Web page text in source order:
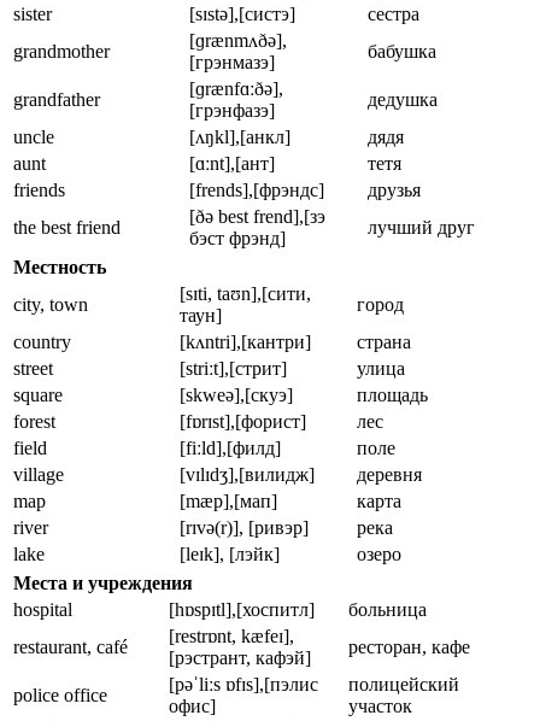
sister
[sɪstə],[систэ]
сестра
grandmother
[ɡrænmʌðə],
[грэнмазэ]
бабушка
grandfather
[ɡrænfɑːðə],
[грэнфазэ]
дедушка
uncle
[ʌŋkl],[анкл]
дядя
aunt
[ɑːnt],[ант]
тетя
friends
[frends],[фрэндс]
друзья
the best friend
[ðə best frend],[зэ
бэст фрэнд]
лучший друг
Местность
city, town
[sɪti, taʊn],[сити,
таун]
город
country
[kʌntri],[кантри]
страна
street
[striːt],[стрит]
улица
square
[skweə],[скуэ]
площадь
forest
[fɒrɪst],[форист]
лес
field
[fiːld],[филд]
поле
village
[vɪlɪdʒ],[вилидж]
деревня
map
[mæp],[мап]
карта
river
[rɪvə(r)], [ривэр]
река
lake
[leɪk], [лэйк]
озеро
Места и учреждения
hospital
[hɒspɪtl],[хоспитл]
больница
restaurant, café
[restrɒnt, kæfeɪ],
[рэстрант, кафэй]
ресторан, кафе
police office
[pəˈliːs ɒfɪs],[пэлис
офис]
полицейский
участок